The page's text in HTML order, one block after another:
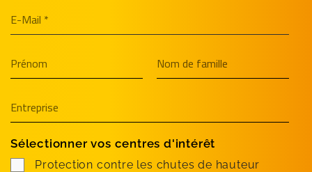
Sélectionner vos centres d'intérêt
Protection contre les chutes de hauteur